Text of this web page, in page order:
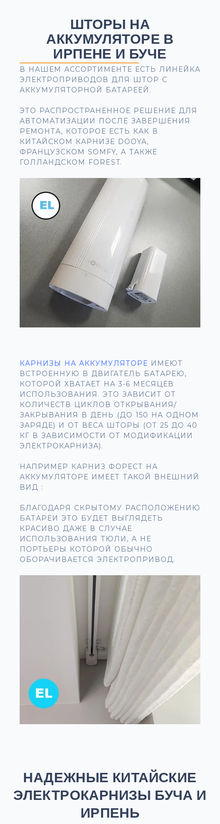
ШТОРЫ НА
АККУМУЛЯТОРЕ В
ИРПЕНЕ И БУЧЕ
В НАШЕМ АССОРТИМЕНТЕ ЕСТЬ ЛИНЕЙКА
ЭЛЕКТРОПРИВОДОВ ДЛЯ ШТОР С
АККУМУЛЯТОРНОЙ БАТАРЕЕЙ.
ЭТО РАСПРОСТРАНЕННОЕ РЕШЕНИЕ ДЛЯ
АВТОМАТИЗАЦИИ ПОСЛЕ ЗАВЕРШЕНИЯ
РЕМОНТА, КОТОРОЕ ЕСТЬ КАК В
КИТАЙСКОМ КАРНИЗЕ DOOYA,
ФРАНЦУЗСКОМ SOMFY, А ТАКЖЕ
ГОЛЛАНДСКОМ FOREST.
КАРНИЗЫ НА АККУМУЛЯТОРЕ ИМЕЮТ
ВСТРОЕННУЮ В ДВИГАТЕЛЬ БАТАРЕЮ,
КОТОРОЙ ХВАТАЕТ НА 3-6 МЕСЯЦЕВ
ИСПОЛЬЗОВАНИЯ. ЭТО ЗАВИСИТ ОТ
КОЛИЧЕСТВ ЦИКЛОВ ОТКРЫВАНИЯ/
ЗАКРЫВАНИЯ В ДЕНЬ (ДО 150 НА ОДНОМ
ЗАРЯДЕ) И ОТ ВЕСА ШТОРЫ (ОТ 25 ДО 40
КГ В ЗАВИСИМОСТИ ОТ МОДИФИКАЦИИ
ЭЛЕКТРОКАРНИЗА).
НАПРИМЕР КАРНИЗ ФОРЕСТ НА
АККУМУЛЯТОРЕ ИМЕЕТ ТАКОЙ ВНЕШНИЙ
ВИД :
БЛАГОДАРЯ СКРЫТОМУ РАСПОЛОЖЕНИЮ
БАТАРЕИ ЭТО БУДЕТ ВЫГЛЯДЕТЬ
КРАСИВО ДАЖЕ В СЛУЧАЕ
ИСПОЛЬЗОВАНИЯ ТЮЛИ, А НЕ
ПОРТЬЕРЫ КОТОРОЙ ОБЫЧНО
ОБОРАЧИВАЕТСЯ ЭЛЕКТРОПРИВОД.
НАДЕЖНЫЕ КИТАЙСКИЕ
ЭЛЕКТРОКАРНИЗЫ БУЧА И
ИРПЕНЬ